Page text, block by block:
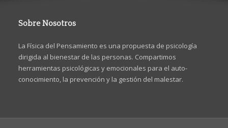
Sobre Nosotros
La Física del Pensamiento es una propuesta de psicología
dirigida al bienestar de las personas. Compartimos
herramientas psicológicas y emocionales para el auto-
conocimiento, la prevención y la gestión del malestar.